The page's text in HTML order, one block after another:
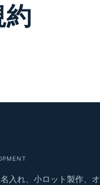
約
入れ、小ロット製作、オ